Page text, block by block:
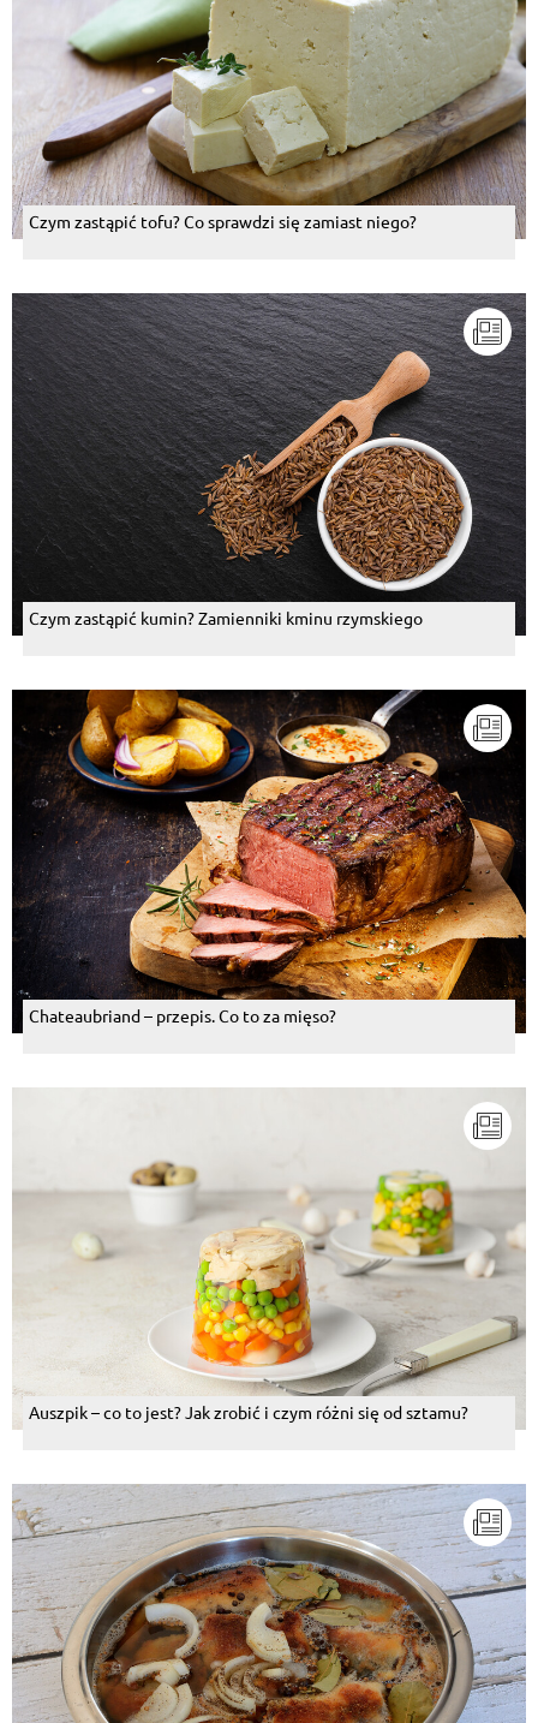
Czym zastąpić tofu? Co sprawdzi się zamiast niego?
Czym zastąpić kumin? Zamienniki kminu rzymskiego
Chateaubriand – przepis. Co to za mięso?
Auszpik – co to jest? Jak zrobić i czym różni się od sztamu?